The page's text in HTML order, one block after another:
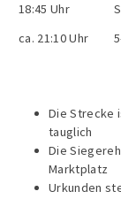
18:45 Uhr
ca. 21:10 Uhr
Die Strecke
tauglich
Die
Marktplatz
Urkunden